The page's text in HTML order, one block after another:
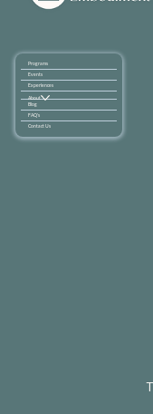
Programs
Events
Experiences
About
Blog
FAQ's
Contact Us